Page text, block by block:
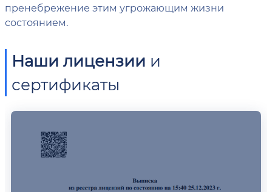
пренебрежение этим угрожающим жизни
состоянием.
Наши лицензии и
сертификаты